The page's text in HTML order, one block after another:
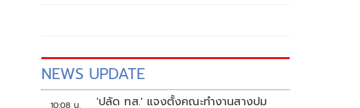
NEWS UPDATE
10:08 น.
'ปลัด ทส.' แจงตั้งคณะทำงานสางปม